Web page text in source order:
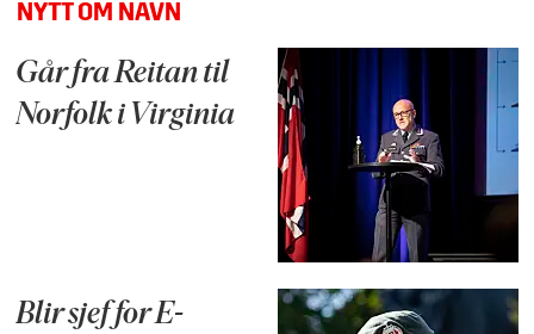
NYTT OM NAVN
Går fra Reitan til
Norfolk i Virginia
Blir sjef for E-